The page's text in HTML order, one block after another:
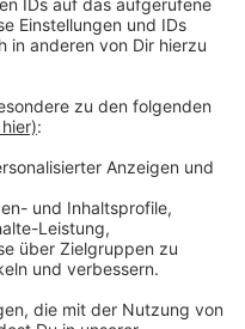
(BEW), der
der Lokalwerke
könnten zu
und Wasserversorgung
Nahverkehr
Münsterland (RVM)
Steinfurt und
ganzen Tag aus.
einige Stunden bis 8